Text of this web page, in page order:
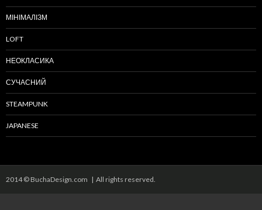
МІНІМАЛІЗМ
LOFT
НЕОКЛАСИКА
СУЧАСНИЙ
STEAMPUNK
JAPANESE
2014 © BuchaDesign.com | All rights reserved.